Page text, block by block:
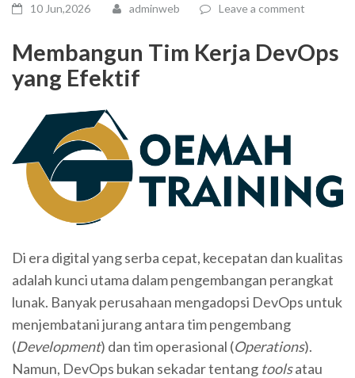
10 Jun,2026 adminweb Leave a comment
Membangun Tim Kerja DevOps
yang Efektif
Di era digital yang serba cepat, kecepatan dan kualitas
adalah kunci utama dalam pengembangan perangkat
lunak. Banyak perusahaan mengadopsi DevOps untuk
menjembatani jurang antara tim pengembang
(Development) dan tim operasional (Operations).
Namun, DevOps bukan sekadar tentang toolsatau